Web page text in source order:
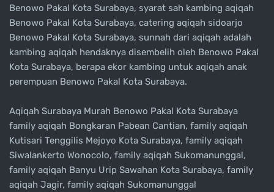
Benowo Pakal Kota Surabaya, syarat sah kambing aqiqah
Benowo Pakal Kota Surabaya, catering aqiqah sidoarjo
Benowo Pakal Kota Surabaya, sunnah dari aqiqah adalah
kambing aqiqah hendaknya disembelih oleh Benowo Pakal
Kota Surabaya, berapa ekor kambing untuk aqiqah anak
perempuan Benowo Pakal Kota Surabaya.
Aqiqah Surabaya Murah Benowo Pakal Kota Surabaya
family aqiqah Bongkaran Pabean Cantian, family aqiqah
Kutisari Tenggilis Mejoyo Kota Surabaya, family aqiqah
Siwalankerto Wonocolo, family aqiqah Sukomanunggal,
family aqiqah Banyu Urip Sawahan Kota Surabaya, family
aqiqah Jagir, family aqiqah Sukomanunggal